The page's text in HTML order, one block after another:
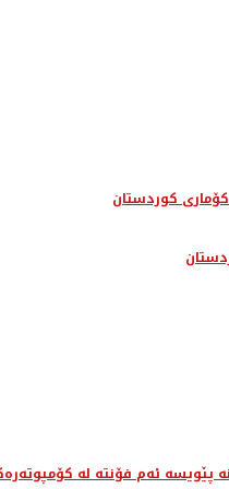
کوردستان
پێویسە ئەم فۆنتە لە